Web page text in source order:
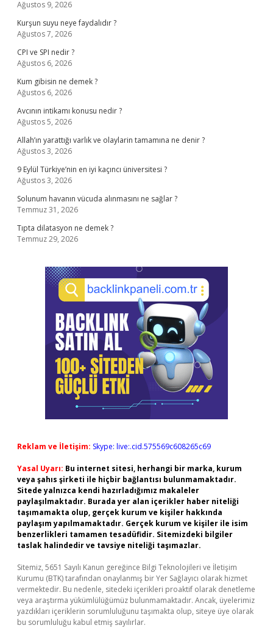
Ağustos 9, 2026
Kurşun suyu neye faydalıdır ?
Ağustos 7, 2026
CPI ve SPI nedir ?
Ağustos 6, 2026
Kum gibisin ne demek ?
Ağustos 6, 2026
Avcının intikamı konusu nedir ?
Ağustos 5, 2026
Allah’ın yarattığı varlık ve olaylarin tamamına ne denir ?
Ağustos 3, 2026
9 Eylül Türkiye’nin en iyi kaçıncı üniversitesi ?
Ağustos 3, 2026
Solunum havanın vücuda alınmasını ne sağlar ?
Temmuz 31, 2026
Tıpta dilatasyon ne demek ?
Temmuz 29, 2026
Reklam ve İletişim: Skype: live:.cid.575569c608265c69
Yasal Uyarı: Bu internet sitesi, herhangi bir marka, kurum
veya şahıs şirketi ile hiçbir bağlantısı bulunmamaktadır.
Sitede yalnızca kendi hazırladığımız makaleler
paylaşılmaktadır. Burada yer alan içerikler haber niteliği
taşımamakta olup, gerçek kurum ve kişiler hakkında
paylaşım yapılmamaktadır. Gerçek kurum ve kişiler ile isim
benzerlikleri tamamen tesadüfidir. Sitemizdeki bilgiler
taslak halindedir ve tavsiye niteliği taşımazlar.
Sitemiz, 5651 Sayılı Kanun gereğince Bilgi Teknolojileri ve İletişim
Kurumu (BTK) tarafından onaylanmış bir Yer Sağlayıcı olarak hizmet
vermektedir. Bu nedenle, sitedeki içerikleri proaktif olarak denetleme
veya araştırma yükümlülüğümüz bulunmamaktadır. Ancak, üyelerimiz
yazdıkları içeriklerin sorumluluğunu taşımakta olup, siteye üye olarak
bu sorumluluğu kabul etmiş sayılırlar.